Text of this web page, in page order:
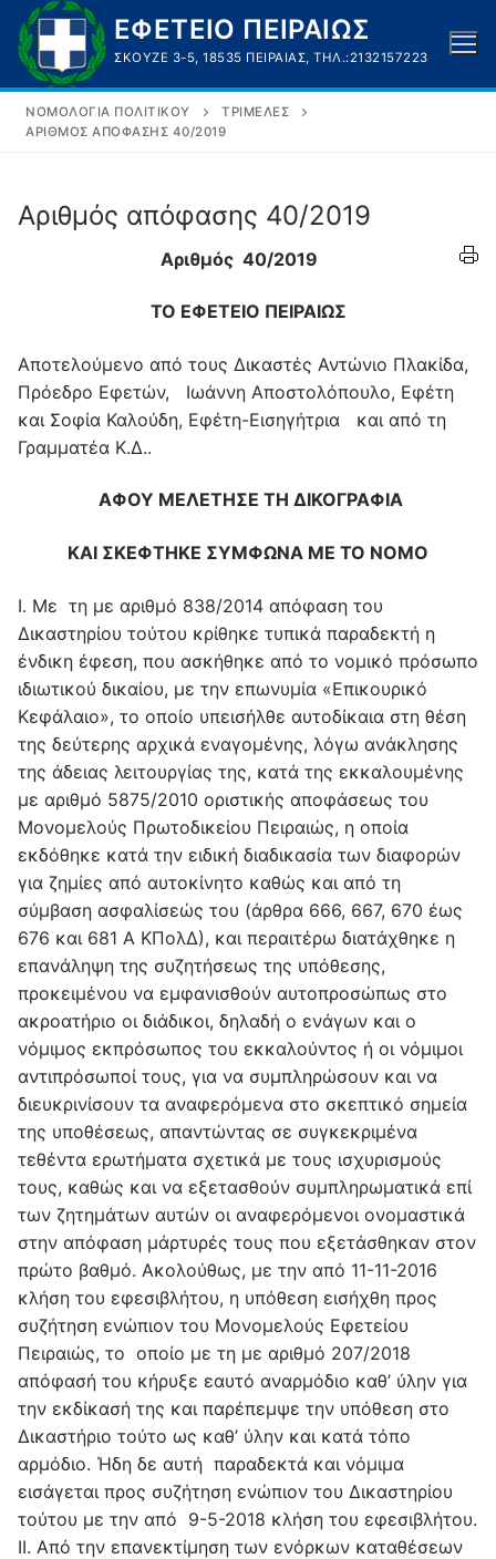
Μετάβαση
στο
περιεχόμενο
ΕΦΕΤΕΙΟ ΠΕΙΡΑΙΩΣ
ΣΚΟΥΖΈ 3-5, 18535 ΠΕΙΡΑΙΆΣ, ΤΗΛ.:2132157223
ΝΟΜΟΛΟΓΊΑ ΠΟΛΙΤΙΚΟΎ
ΤΡΙΜΕΛΈΣ
ΑΡΙΘΜΌΣ ΑΠΌΦΑΣΗΣ 40/2019
Αριθμός απόφασης 40/2019
Αριθμός 40/2019
ΤΟ ΕΦΕΤΕΙΟ ΠΕΙΡΑΙΩΣ
Αποτελούμενο από τους Δικαστές Αντώνιο Πλακίδα,
Πρόεδρο Εφετών, Ιωάννη Αποστολόπουλο, Εφέτη
και Σοφία Καλούδη, Εφέτη-Εισηγήτρια και από τη
Γραμματέα Κ.Δ..
ΑΦΟΥ ΜΕΛΕΤΗΣΕ ΤΗ ΔΙΚΟΓΡΑΦΙΑ
ΚΑΙ ΣΚΕΦΤΗΚΕ ΣΥΜΦΩΝΑ ΜΕ ΤΟ ΝΟΜΟ
Ι. Με τη με αριθμό 838/2014 απόφαση του
Δικαστηρίου τούτου κρίθηκε τυπικά παραδεκτή η
ένδικη έφεση, που ασκήθηκε από το νομικό πρόσωπο
ιδιωτικού δικαίου, με την επωνυμία «Επικουρικό
Κεφάλαιο», το οποίο υπεισήλθε αυτοδίκαια στη θέση
της δεύτερης αρχικά εναγομένης, λόγω ανάκλησης
της άδειας λειτουργίας της, κατά της εκκαλουμένης
με αριθμό 5875/2010 οριστικής αποφάσεως του
Μονομελούς Πρωτοδικείου Πειραιώς, η οποία
εκδόθηκε κατά την ειδική διαδικασία των διαφορών
για ζημίες από αυτοκίνητο καθώς και από τη
σύμβαση ασφαλίσεώς του (άρθρα 666, 667, 670 έως
676 και 681 Α ΚΠολΔ), και περαιτέρω διατάχθηκε η
επανάληψη της συζητήσεως της υπόθεσης,
προκειμένου να εμφανισθούν αυτοπροσώπως στο
ακροατήριο οι διάδικοι, δηλαδή ο ενάγων και ο
νόμιμος εκπρόσωπος του εκκαλούντος ή οι νόμιμοι
αντιπρόσωποί τους, για να συμπληρώσουν και να
διευκρινίσουν τα αναφερόμενα στο σκεπτικό σημεία
της υποθέσεως, απαντώντας σε συγκεκριμένα
τεθέντα ερωτήματα σχετικά με τους ισχυρισμούς
τους, καθώς και να εξετασθούν συμπληρωματικά επί
των ζητημάτων αυτών οι αναφερόμενοι ονομαστικά
στην απόφαση μάρτυρές τους που εξετάσθηκαν στον
πρώτο βαθμό. Ακολούθως, με την από 11-11-2016
κλήση του εφεσιβλήτου, η υπόθεση εισήχθη προς
συζήτηση ενώπιον του Μονομελούς Εφετείου
Πειραιώς, το οποίο με τη με αριθμό 207/2018
απόφασή του κήρυξε εαυτό αναρμόδιο καθ’ ύλην για
την εκδίκασή της και παρέπεμψε την υπόθεση στο
Δικαστήριο τούτο ως καθ’ ύλην και κατά τόπο
αρμόδιο. Ήδη δε αυτή παραδεκτά και νόμιμα
εισάγεται προς συζήτηση ενώπιον του Δικαστηρίου
τούτου με την από 9-5-2018 κλήση του εφεσιβλήτου.
IΙ. Από την επανεκτίμηση των ενόρκων καταθέσεων